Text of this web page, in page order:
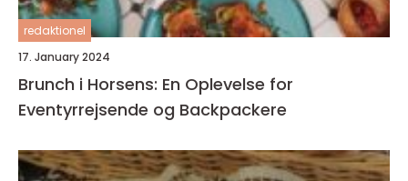
redaktionel
17. January 2024
Brunch i Horsens: En Oplevelse for
Eventyrrejsende og Backpackere